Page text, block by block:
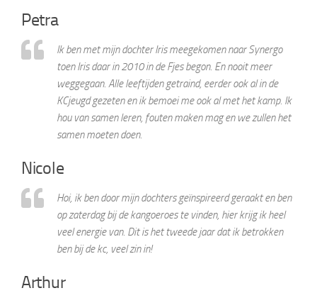
Petra
Ik ben met mijn dochter Iris meegekomen naar Synergo
toen Iris daar in 2010 in de Fjes begon. En nooit meer
weggegaan. Alle leeftijden getraind, eerder ook al in de
KCjeugd gezeten en ik bemoei me ook al met het kamp. Ik
hou van samen leren, fouten maken mag en we zullen het
samen moeten doen.
Nicole
Hoi, ik ben door mijn dochters geïnspireerd geraakt en ben
op zaterdag bij de kangoeroes te vinden, hier krijg ik heel
veel energie van. Dit is het tweede jaar dat ik betrokken
ben bij de kc, veel zin in!
Arthur